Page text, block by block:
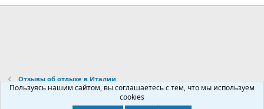
Отзывы об отдыхе в Италии
Условия и правила Политика конфиденциальности
Пользуясь нашим сайтом, вы соглашаетесь с тем, что мы используем
cookies